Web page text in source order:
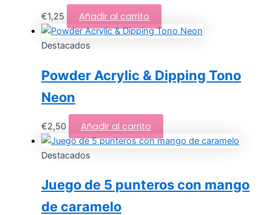
€1,25 Añadir al carrito
Destacados
Powder Acrylic & Dipping Tono
Neon
€2,50 Añadir al carrito
Destacados
Juego de 5 punteros con mango
de caramelo